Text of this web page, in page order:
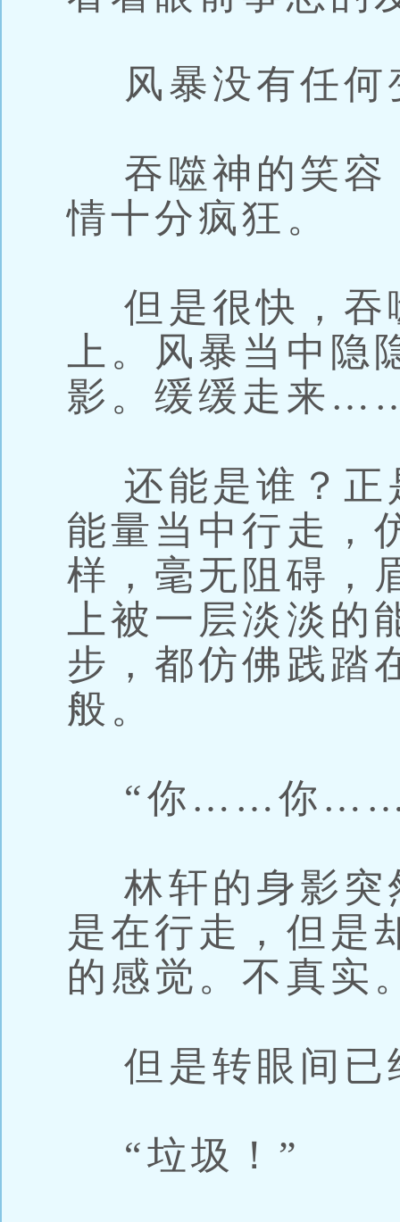
风暴没有任何
吞噬神的笑容
情十分疯狂。
但是很快，吞
上。风暴当中
影。缓缓走来
还能是谁？正
能量当中行走，
样，毫无阻碍，
上被一层淡淡的
步，都仿佛践踏
般。
“你……你
林轩的身影突
是在行走，但是
的感觉。不真实
但是转眼间已
“垃圾！”